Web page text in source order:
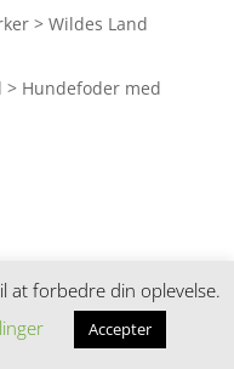
> Wildes Land
Hundefoder med
(78)at forbedre din oplevelse.
Accepter